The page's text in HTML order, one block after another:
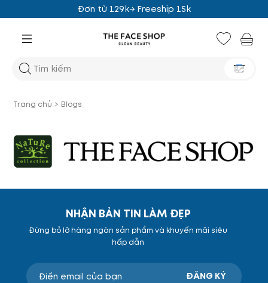
Đơn từ 129k→ Freeship 15k
Trang chủ > Blogs
NHẬN BẢN TIN LÀM ĐẸP
Đừng bỏ lỡ hàng ngàn sản phẩm và khuyến mãi siêu
hấp dẫn
ĐĂNG KÝ